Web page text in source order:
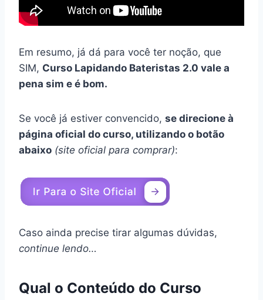
Em resumo, já dá para você ter noção, que
SIM, Curso Lapidando Bateristas 2.0 vale a
pena sim e é bom.
Se você já estiver convencido, se direcione à
página oficial do curso, utilizando o botão
abaixo (site oficial para comprar):
Caso ainda precise tirar algumas dúvidas,
continue lendo…
Qual o Conteúdo do Curso